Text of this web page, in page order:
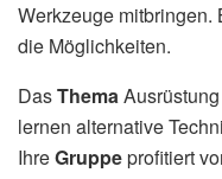
Werkzeuge mitbringen.
die Möglichkeiten.
DasThema
lernen alternative
IhreGruppeprofitiert